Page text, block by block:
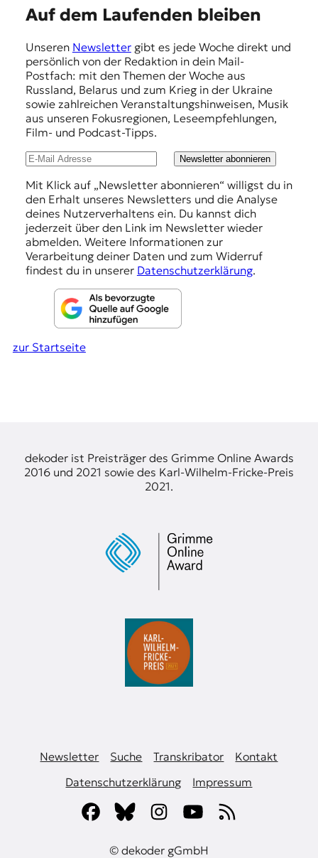
Auf dem Laufenden bleiben
Unseren Newslettergibt es jede Woche direkt und
persönlich von der Redaktion in dein Mail-
Postfach: mit den Themen der Woche aus
Russland, Belarus und zum Krieg in der Ukraine
sowie zahlreichen Veranstaltungshinweisen, Musik
aus unseren Fokusregionen, Leseempfehlungen,
Film- und Podcast-Tipps.
Newsletter abonnieren
Mit Klick auf „Newsletter abonnieren“ willigst du in
den Erhalt unseres Newsletters und die Analyse
deines Nutzerverhaltens ein. Du kannst dich
jederzeit über den Link im Newsletter wieder
abmelden. Weitere Informationen zur
Verarbeitung deiner Daten und zum Widerruf
findest du in unserer Datenschutzerklärung.
zur Startseite
dekoder ist Preisträger des Grimme Online Awards
2016 und 2021 sowie des Karl-Wilhelm-Fricke-Preis
2021.
Newsletter Suche Transkribator
Kontakt
Datenschutzerklärung
Impressum
© dekoder gGmbH